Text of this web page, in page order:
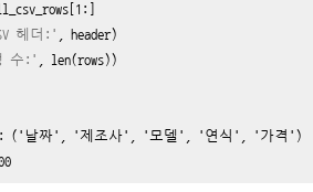
1
헤더:'
수:' len(rows) )
: ('날짜', '제조사', '모델', '연식', '가격')